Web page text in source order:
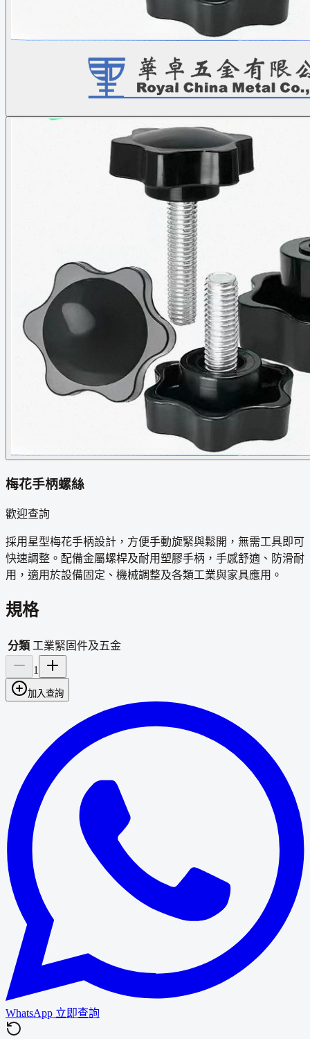
梅花手柄螺絲
歡迎查詢
採用星型梅花手柄設計，方便手動旋緊與鬆開，無需工具即可
快速調整。配備金屬螺桿及耐用塑膠手柄，手感舒適、防滑耐
用，適用於設備固定、機械調整及各類工業與家具應用。
規格
分類 工業緊固件及五金
1
加入查詢
WhatsApp 立即查詢